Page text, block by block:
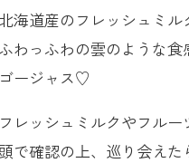
北海道産のフレッシュミル
ふわっふわの雲のような
ゴージャス♡
フレッシュミルクやフル
頭で確認の上、巡り会え